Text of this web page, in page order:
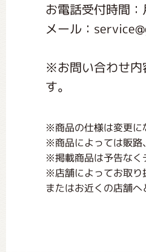
お電話受付時間
メール：
※お問い合わせ内
す。
※商品の仕様は変更に
※商品によっては販路
※掲載商品は予告なく
※店舗によってお取り
またはお近くの店舗へ